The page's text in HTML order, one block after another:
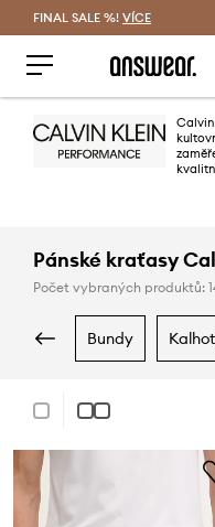
FINAL SALE %! VÍCE
Pánské kraťasy
Počet vybraných produktů:
bundy